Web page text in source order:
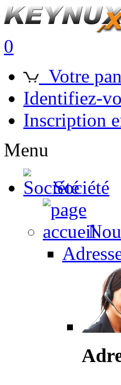
0
Votre
Identifiez-
Inscription
Menu
Société